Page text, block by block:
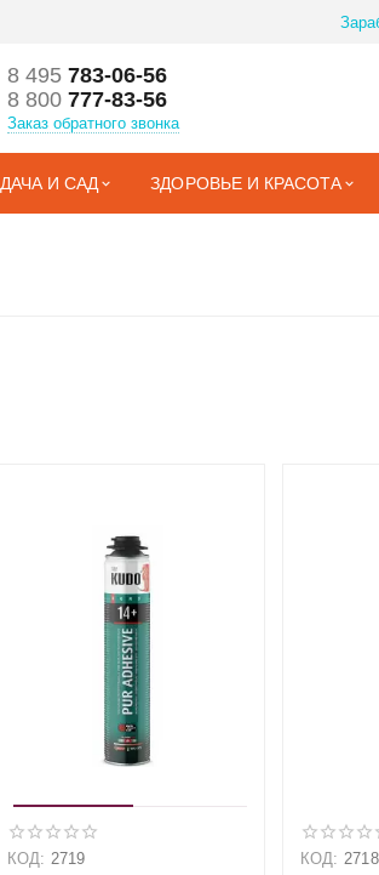
8 495783-06-56
8 800777-83-56
Заказ обратного звонка
ДАЧА И САД ЗДОРОВЬЕ И КРАСОТА
КОД: 2719 КОД: 2718